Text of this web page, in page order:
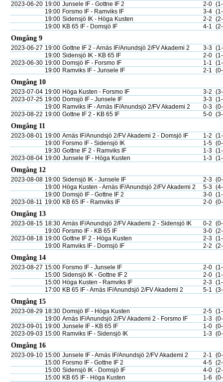
2023-06-20 19:00 Junsele IF - Gottne IF 2 2-0
19:00 Forsmo IF - Ramviks IF 3-4
19:00 Sidensjö IK - Höga Kusten 2-2
19:00 KB 65 IF - Domsjö IF 4-1
Omgång 9
2023-06-27 19:00 Gottne IF 2 - Arnäs IF/Anundsjö 2/FV Akademi 2 3-3
19:00 Sidensjö IK - KB 65 IF 2-0
2023-06-30 19:00 Domsjö IF - Forsmo IF 1-1
19:00 Ramviks IF - Junsele IF 2-1
Omgång 10
2023-07-04 19:00 Höga Kusten - Forsmo IF 3-2
2023-07-25 19:00 Domsjö IF - Junsele IF 3-3
19:00 Ramviks IF - Arnäs IF/Anundsjö 2/FV Akademi 2 0-3
2023-08-22 19:00 Gottne IF 2 - KB 65 IF 5-0
Omgång 11
2023-08-01 19:00 Arnäs IF/Anundsjö 2/FV Akademi 2 - Domsjö IF 1-2
19:00 Forsmo IF - Sidensjö IK 1-5
19:30 Gottne IF 2 - Ramviks IF 1-3
2023-08-04 19:00 Junsele IF - Höga Kusten 1-3
Omgång 12
2023-08-08 19:00 Sidensjö IK - Junsele IF 2-3
19:00 Höga Kusten - Arnäs IF/Anundsjö 2/FV Akademi 2 5-3
19:00 Domsjö IF - Gottne IF 2 3-0
2023-08-11 19:00 KB 65 IF - Ramviks IF 2-0
Omgång 13
2023-08-15 18:30 Arnäs IF/Anundsjö 2/FV Akademi 2 - Sidensjö IK 0-2
19:00 Forsmo IF - KB 65 IF 3-0
2023-08-18 19:00 Gottne IF 2 - Höga Kusten 2-3
19:00 Ramviks IF - Domsjö IF 2-2
Omgång 14
2023-08-27 15:00 Forsmo IF - Junsele IF 2-0
15:00 Sidensjö IK - Gottne IF 2 2-0
15:00 Höga Kusten - Ramviks IF 2-3
17:00 KB 65 IF - Arnäs IF/Anundsjö 2/FV Akademi 2 5-1
Omgång 15
2023-08-29 18:30 Domsjö IF - Höga Kusten 2-5
19:00 Arnäs IF/Anundsjö 2/FV Akademi 2 - Forsmo IF 1-3
2023-09-01 19:00 Junsele IF - KB 65 IF 1-0
2023-09-03 15:00 Ramviks IF - Sidensjö IK 1-3
Omgång 16
2023-09-10 15:00 Junsele IF - Arnäs IF/Anundsjö 2/FV Akademi 2 2-1
15:00 Forsmo IF - Gottne IF 2 4-5
15:00 Sidensjö IK - Domsjö IF 4-0
15:00 KB 65 IF - Höga Kusten 1-6